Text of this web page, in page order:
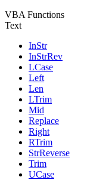
VBA Functions
Text
InStr
InStrRev
LCase
Left
Len
LTrim
Mid
Replace
Right
RTrim
StrReverse
Trim
UCase